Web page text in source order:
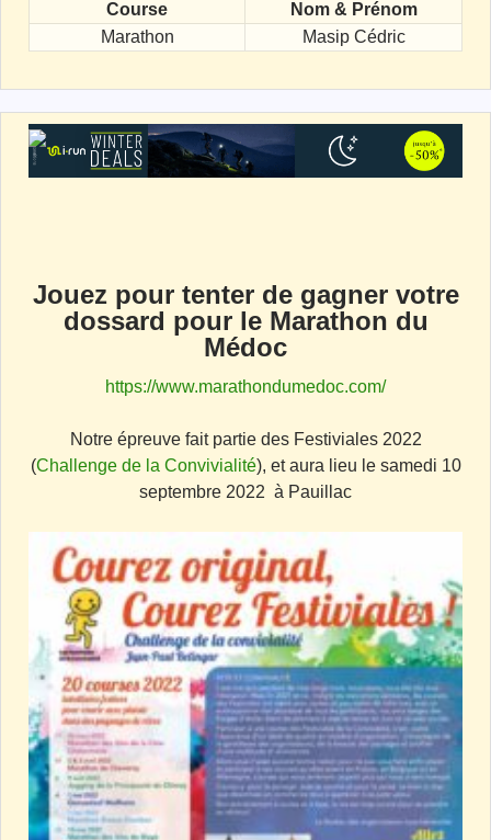
Course
Nom & Prénom
Marathon
Masip Cédric
Jouez pour tenter de gagner votre
dossard pour le Marathon du
Médoc
https://www.marathondumedoc.com/
Notre épreuve fait partie des Festiviales 2022
(Challenge de la Convivialité), et aura lieu le samedi 10
septembre 2022 à Pauillac